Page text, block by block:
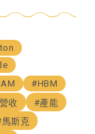
#HBM
收
#產能
斯克